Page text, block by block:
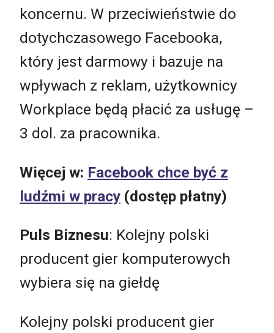
koncernu. W przeciwieństwie do
dotychczasowego Facebooka,
który jest darmowy i bazuje na
wpływach z reklam, użytkownicy
Workplace będą płacić za usługę –
3 dol. za pracownika.
Więcej w: Facebook chce być z
ludźmi w pracy (dostęp płatny)
Puls Biznesu: Kolejny polski
producent gier komputerowych
wybiera się na giełdę
Kolejny polski producent gier